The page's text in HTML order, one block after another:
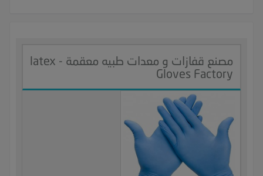
مصنع قفازات و معدات طبيه معقمة - latex
Gloves Factory